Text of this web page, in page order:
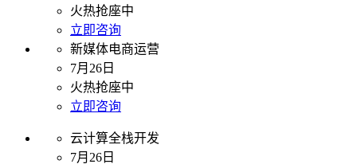
火热抢座中
立即咨询
新媒体电商运营
7月26日
火热抢座中
立即咨询
云计算全栈开发
7月26日